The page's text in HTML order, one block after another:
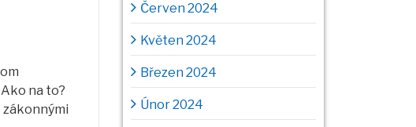
na to?
zákonnými
Červen 2024
Květen 2024
Březen 2024
Únor 2024